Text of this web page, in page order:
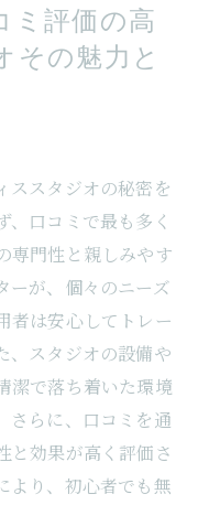
ミ評価の高
その魅力と
ススタジオの秘密を
、口コミで最も多く
専門性と親しみやす
ーが、個々のニーズ
者は安心してトレー
、スタジオの設備や
潔で落ち着いた環境
さらに、口コミを通
と効果が高く評価さ
より、初心者でも無